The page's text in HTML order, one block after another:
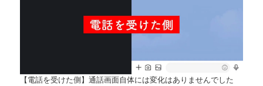
【電話を受けた側】通話画面自体には変化はありませんでした